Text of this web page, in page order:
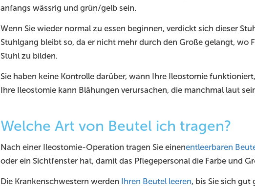
anfangs wässrig und grün/gelb sein.
Wenn Sie wieder normal zu essen beginnen, verdickt sich dieser
Stuhlgang bleibt so, da er nicht mehr durch den Große gelangt, wo
Stuhl zu bilden.
Sie haben keine Kontrolle darüber, wann Ihre Ileostomie
Ihre Ileostomie kann Blähungen verursachen, die manchmal laut
Welche Art von Beutel ich tragen?
Nach einer Ileostomie-Operation tragen Sie einenentleerbaren
oder ein Sichtfenster hat, damit das Pflegepersonal die Farbe und
Die Krankenschwestern werden Ihren Beutel leeren, bis Sie sich